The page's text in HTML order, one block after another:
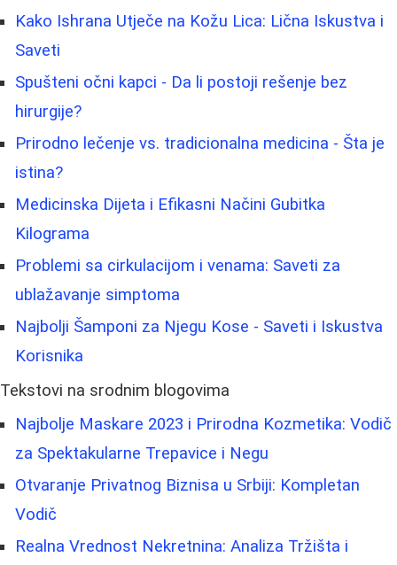
Kako Ishrana Utječe na Kožu Lica: Lična Iskustva i
Saveti
Spušteni očni kapci - Da li postoji rešenje bez
hirurgije?
Prirodno lečenje vs. tradicionalna medicina - Šta je
istina?
Medicinska Dijeta i Efikasni Načini Gubitka
Kilograma
Problemi sa cirkulacijom i venama: Saveti za
ublažavanje simptoma
Najbolji Šamponi za Njegu Kose - Saveti i Iskustva
Korisnika
Tekstovi na srodnim blogovima
Najbolje Maskare 2023 i Prirodna Kozmetika: Vodič
za Spektakularne Trepavice i Negu
Otvaranje Privatnog Biznisa u Srbiji: Kompletan
Vodič
Realna Vrednost Nekretnina: Analiza Tržišta i